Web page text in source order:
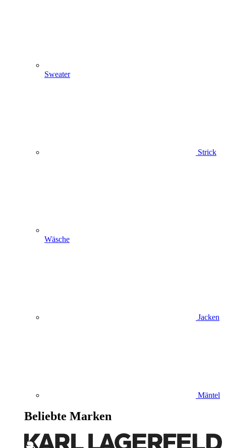
Sweater
Strick
Wäsche
Jacken
Mäntel
Beliebte Marken